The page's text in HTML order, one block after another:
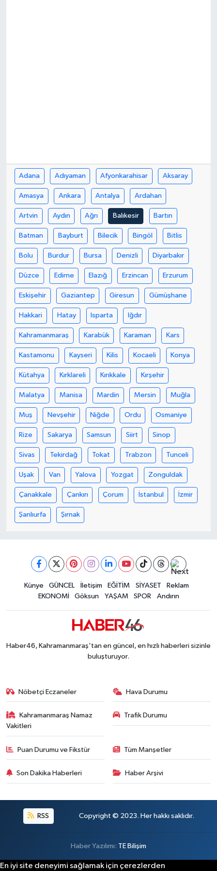
Adana Adıyaman Afyonkarahisar Aksaray
Amasya Ankara Antalya Ardahan
Artvin Aydın Ağrı Balıkesir Bartın
Batman Bayburt Bilecik Bingöl Bitlis
Bolu Burdur Bursa Denizli Diyarbakır
Düzce Edirne Elazığ Erzincan Erzurum
Eskişehir Gaziantep Giresun Gümüşhane
Hakkari Hatay Isparta Iğdır
Kahramanmaraş Karabük Karaman Kars
Kastamonu Kayseri Kilis Kocaeli Konya
Kütahya Kırklareli Kırıkkale Kırşehir
Malatya Manisa Mardin Mersin Muğla
Muş Nevşehir Niğde Ordu Osmaniye
Rize Sakarya Samsun Siirt Sinop
Sivas Tekirdağ Tokat Trabzon Tunceli
Uşak Van Yalova Yozgat Zonguldak
Çanakkale Çankırı Çorum İstanbul İzmir
Şanlıurfa Şırnak
Künye GÜNCEL İletişim EĞİTİM SİYASET
Reklam
EKONOMİ
Göksun YAŞAM SPOR Andırın
Haber46, Kahramanmaraş'tan en güncel, en hızlı haberleri sizinle
buluşturuyor.
Nöbetçi Eczaneler Hava Durumu
Kahramanmaraş Namaz
Vakitleri
Trafik Durumu
Puan Durumu ve Fikstür Tüm Manşetler
Son Dakika Haberleri Haber Arşivi
RSS Copyright © 2023. Her hakkı saklıdır.
Haber Yazılımı: TE Bilişim
En iyi site deneyimi sağlamak için çerezlerden
KADIN-AİLE
YEREL YÖNETİM
MEDYA
SEÇİM 2011
ÜÇÜNCÜ SAYFA
BİLİMNET
Yemek
SİVİL TOPLUM
SEÇİM 2014
KİM KİMDİR
ÇEK GÖNDER
KİTAP
HEDEF2020
OTOMOBİL
MİZAH
Genel
Politika
YEREL
SEÇİM 2015
ÇEVRE
BİLİM VE TEKNOLOJİ
YARIŞMALAR
TANITIM